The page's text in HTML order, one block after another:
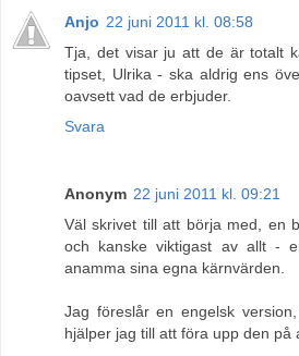
Anjo 22 juni 2011 kl. 08:58
Tja, det visar ju att de är totalt
tipset, Ulrika - ska aldrig ens
oavsett vad de erbjuder.
Svara
Anonym 22 juni 2011 kl. 09:21
Väl skrivet till att börja med, en
och kanske viktigast av allt -
anamma sina egna kärnvärden.
Jag föreslår en engelsk
hjälper jag till att föra upp den på